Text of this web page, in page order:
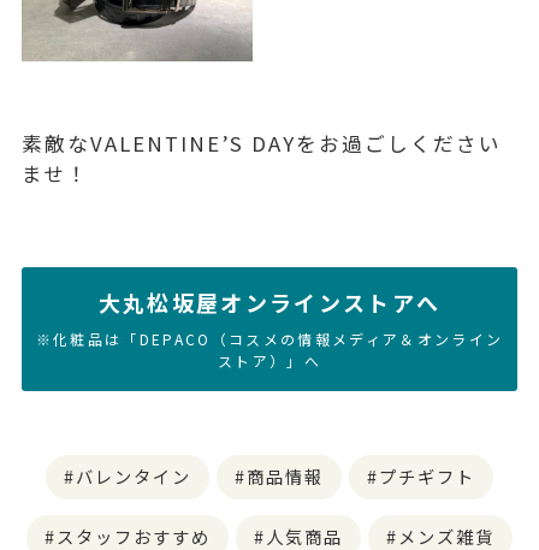
素敵なVALENTINE’S DAYをお過ごしください
ませ！
大丸松坂屋オンラインストアへ
※化粧品は「DEPACO（コスメの情報メディア＆オンライン
ストア）」へ
バレンタイン 商品情報 プチギフト
スタッフおすすめ 人気商品 メンズ雑貨